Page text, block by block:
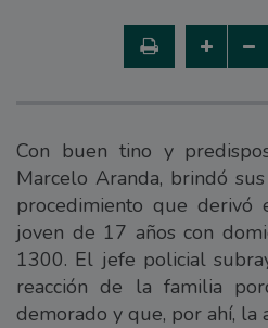
Con buen tino y
Marcelo Aranda, brindó
procedimiento que derivó
joven de 17 años con
1300. El jefe policial
reacción de la familia
demorado y que, por ahí, la